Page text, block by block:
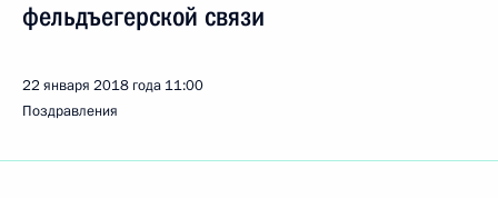
фельдъегерской связи
22 января 2018 года 11:00
Поздравления